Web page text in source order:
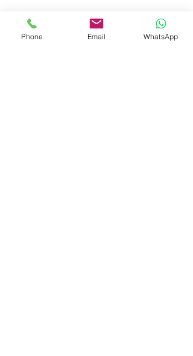
Phone Email WhatsApp